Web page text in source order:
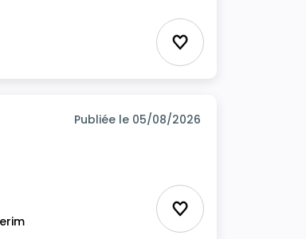
Ajouter aux
Publiée le 05/08/2026
Ajouter aux